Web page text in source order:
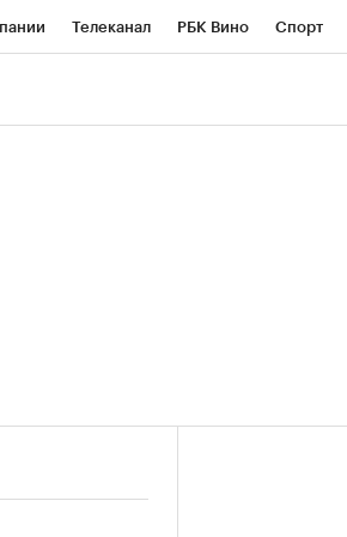
Телеканал РБК Вино Спорт